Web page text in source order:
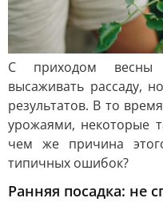
С приходом весны
высаживать рассаду,
результатов. В то
урожаями, некоторые
чем же причина
типичных ошибок?
Ранняя посадка: не